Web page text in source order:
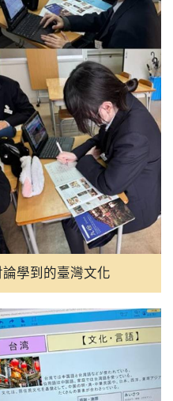
學到的臺灣文化